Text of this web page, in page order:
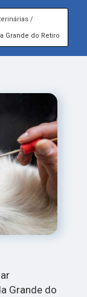
Grande do Retiro
Grande do